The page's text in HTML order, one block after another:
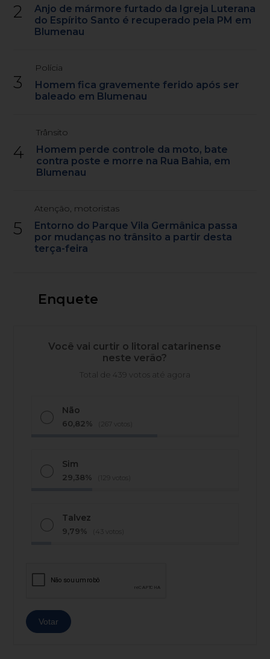
2
Anjo de mármore furtado da Igreja Luterana
do Espírito Santo é recuperado pela PM em
Blumenau
3
Polícia
Homem fica gravemente ferido após ser
baleado em Blumenau
4
Trânsito
Homem perde controle da moto, bate
contra poste e morre na Rua Bahia, em
Blumenau
5
Atenção, motoristas
Entorno do Parque Vila Germânica passa
por mudanças no trânsito a partir desta
terça-feira
Enquete
Você vai curtir o litoral catarinense
neste verão?
Total de 439 votos até agora
Não
60,82% (267 votos)
Sim
29,38% (129 votos)
Talvez
9,79% (43 votos)